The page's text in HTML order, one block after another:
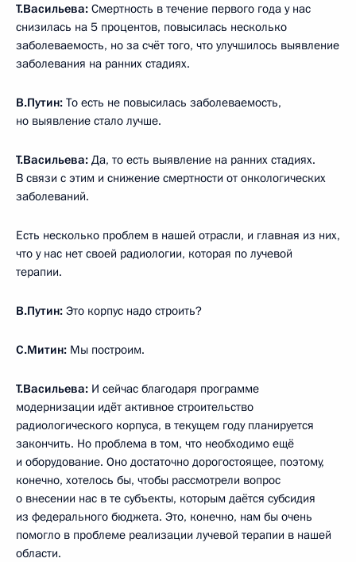
Т.Васильева: Смертность в течение первого года у нас
снизилась на 5 процентов, повысилась несколько
заболеваемость, но за счёт того, что улучшилось выявление
заболевания на ранних стадиях.
В.Путин: То есть не повысилась заболеваемость,
но выявление стало лучше.
Т.Васильева: Да, то есть выявление на ранних стадиях.
В связи с этим и снижение смертности от онкологических
заболеваний.
Есть несколько проблем в нашей отрасли, и главная из них,
что у нас нет своей радиологии, которая по лучевой
терапии.
В.Путин: Это корпус надо строить?
С.Митин: Мы построим.
Т.Васильева: И сейчас благодаря программе
модернизации идёт активное строительство
радиологического корпуса, в текущем году планируется
закончить. Но проблема в том, что необходимо ещё
и оборудование. Оно достаточно дорогостоящее, поэтому,
конечно, хотелось бы, чтобы рассмотрели вопрос
о внесении нас в те субъекты, которым даётся субсидия
из федерального бюджета. Это, конечно, нам бы очень
помогло в проблеме реализации лучевой терапии в нашей
области.